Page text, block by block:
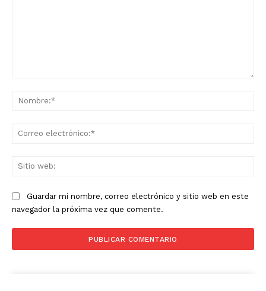
Guardar mi nombre, correo electrónico y sitio web en este
navegador la próxima vez que comente.